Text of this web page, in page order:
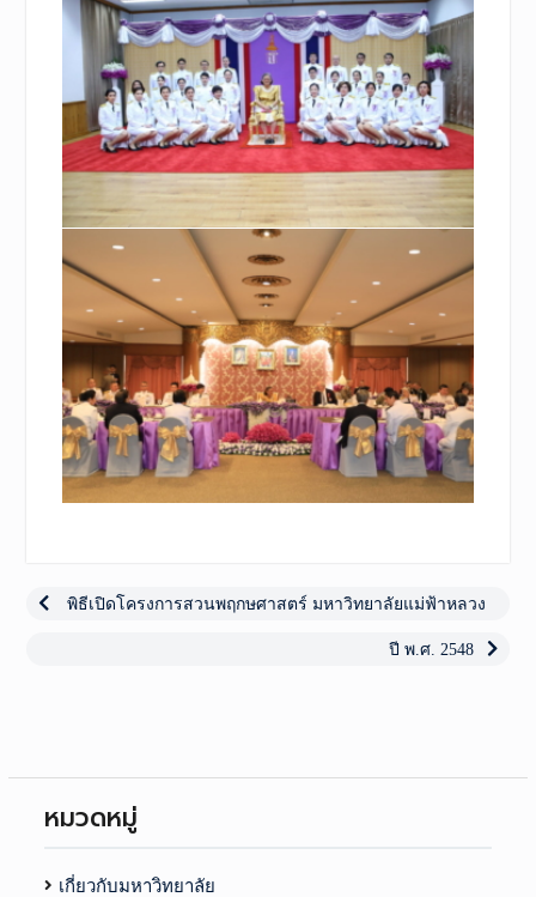
นำทางPrevious
พิธีเปิดโครงการสวนพฤกษศาสตร์ มหาวิทยาลัยแม่ฟ้าหลวง
Next
ปี พ.ศ. 2548
หมวดหมู่
เกี่ยวกับมหาวิทยาลัย